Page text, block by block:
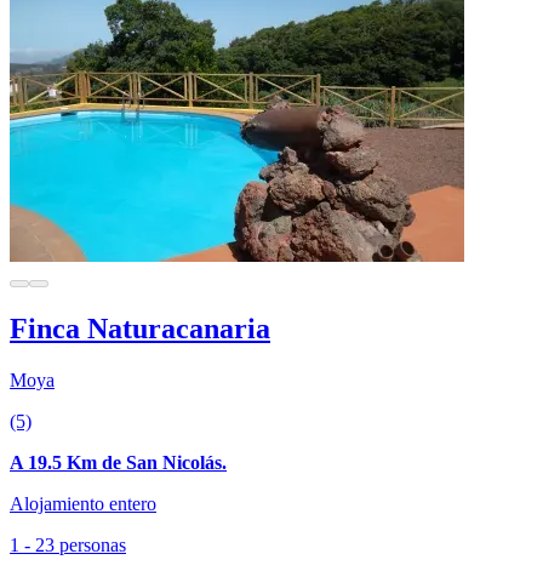
Finca Naturacanaria
Moya
(5)
A 19.5 Km de San Nicolás.
Alojamiento entero
1 - 23 personas